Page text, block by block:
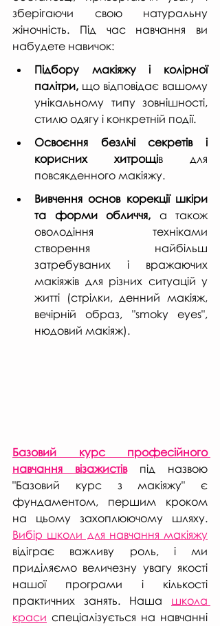
зберігаючи свою натуральну
жіночність. Під час навчання ви
набудете навичок:
Підбору макіяжу і колірної
палітри, що відповідає вашому
унікальному типу зовнішності,
стилю одягу і конкретній події.
Освоєння безлічі секретів і
корисних хитрощів для
повсякденного макіяжу.
Вивчення основ корекції шкіри
та форми обличчя, а також
оволодіння техніками
створення найбільш
затребуваних і вражаючих
макіяжів для різних ситуацій у
житті (стрілки, денний макіяж,
вечірній образ, "smoky eyes",
нюдовий макіяж).
Базовий курс професійного
навчання візажистів під назвою
"Базовий курс з макіяжу" є
фундаментом, першим кроком
Вибір школи для навчання макіяжу
відіграє важливу роль, і ми
приділяємо величезну увагу якості
нашої програми і кількості
практичних занять. Наша школа
краси спеціалізується на навчанні